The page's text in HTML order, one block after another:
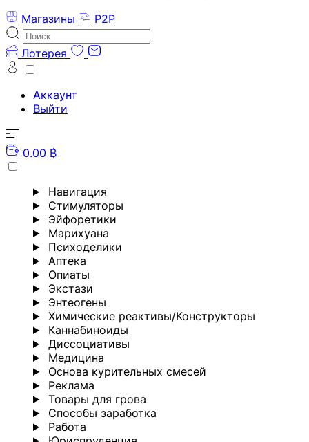
Магазины
P2P
Лотерея
Аккаунт
Выйти
0.00 ₿
Навигация
Стимуляторы
Эйфоретики
Марихуана
Психоделики
Аптека
Опиаты
Экстази
Энтеогены
Химические реактивы/Конструкторы
Каннабиноиды
Диссоциативы
Медицина
Основа курительных смесей
Реклама
Товары для грова
Способы заработка
Работа